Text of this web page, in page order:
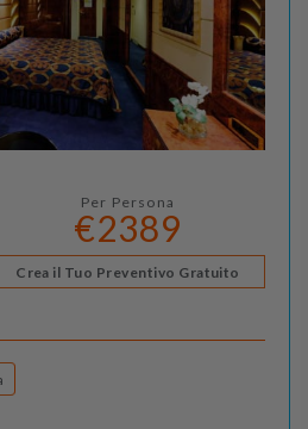
Per Persona
€2389
Crea il Tuo Preventivo Gratuito